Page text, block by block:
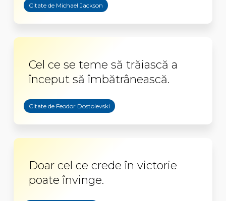
Citate de Michael Jackson
Cel ce se teme să trăiască a
început să îmbătrânească.
Citate de Feodor Dostoievski
Doar cel ce crede în victorie
poate învinge.